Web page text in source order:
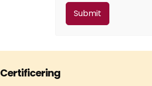
Certificering